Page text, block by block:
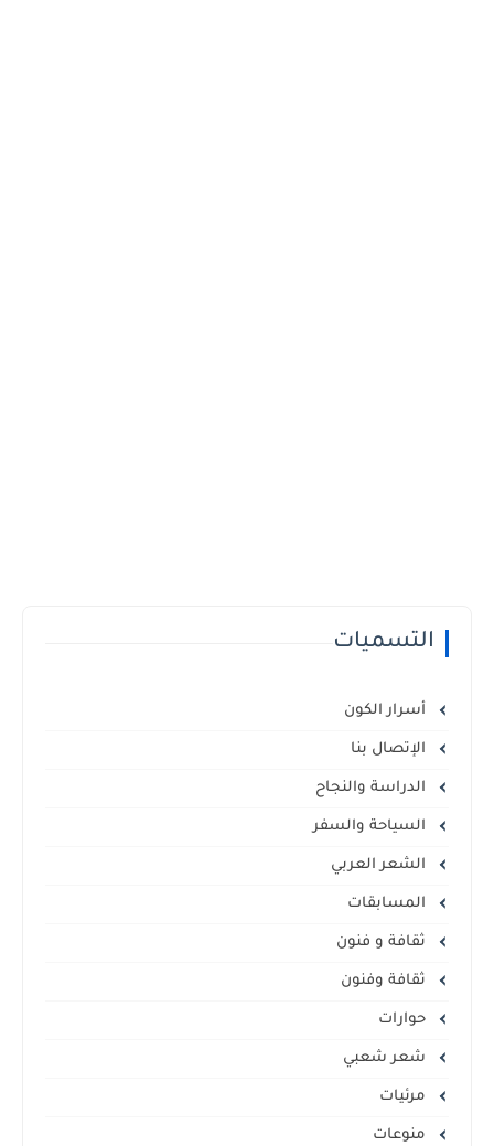
التسميات
أسرار الكون
الإتصال بنا
الدراسة والنجاح
السياحة والسفر
الشعر العربي
المسابقات
ثقافة و فنون
ثقافة وفنون
حوارات
شعر شعبي
مرئيات
منوعات